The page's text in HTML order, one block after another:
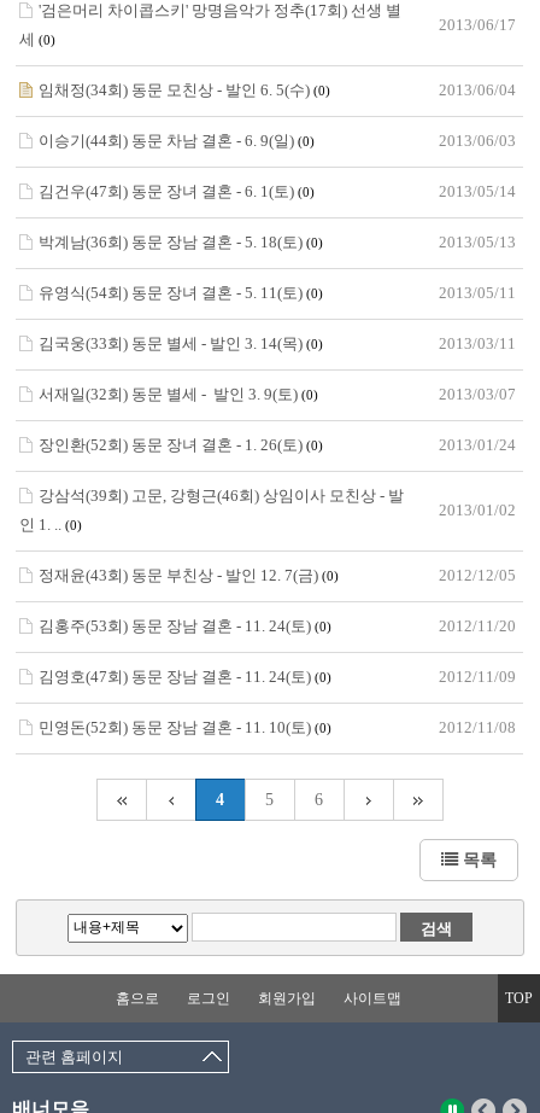
'검은머리 차이콥스키' 망명음악가 정추(17회) 선생 별
세(0)
2013/06/17
임채정(34회) 동문 모친상 - 발인 6. 5(수)(0) 2013/06/04
이승기(44회) 동문 차남 결혼 - 6. 9(일)(0) 2013/06/03
김건우(47회) 동문 장녀 결혼 - 6. 1(토)(0) 2013/05/14
박계남(36회) 동문 장남 결혼 - 5. 18(토)(0) 2013/05/13
유영식(54회) 동문 장녀 결혼 - 5. 11(토)(0) 2013/05/11
김국웅(33회) 동문 별세 - 발인 3. 14(목)(0) 2013/03/11
서재일(32회) 동문 별세 - 발인 3. 9(토)(0) 2013/03/07
장인환(52회) 동문 장녀 결혼 - 1. 26(토)(0) 2013/01/24
강삼석(39회) 고문, 강형근(46회) 상임이사 모친상 - 발
인 1. ..(0)
2013/01/02
정재윤(43회) 동문 부친상 - 발인 12. 7(금)(0) 2012/12/05
김홍주(53회) 동문 장남 결혼 - 11. 24(토)(0) 2012/11/20
김영호(47회) 동문 장남 결혼 - 11. 24(토)(0) 2012/11/09
민영돈(52회) 동문 장남 결혼 - 11. 10(토)(0) 2012/11/08
4 5 6
목록
홈으로 로그인 회원가입 사이트맵 TOP
관련 홈페이지
배너모음